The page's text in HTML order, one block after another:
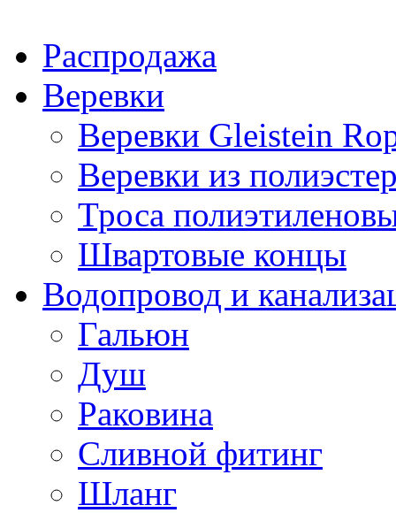
Распродажа
Веревки
Веревки Gleistein
Веревки из
Троса
Швартовые концы
Водопровод и
Гальюн
Душ
Раковина
Сливной фитинг
Шланг